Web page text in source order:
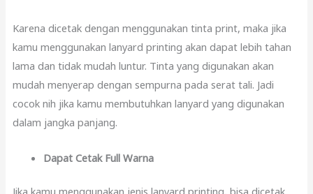
Karena dicetak dengan menggunakan tinta print, maka jika
kamu menggunakan lanyard printing akan dapat lebih tahan
lama dan tidak mudah luntur. Tinta yang digunakan akan
mudah menyerap dengan sempurna pada serat tali. Jadi
cocok nih jika kamu membutuhkan lanyard yang digunakan
dalam jangka panjang.
Dapat Cetak Full Warna